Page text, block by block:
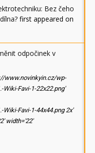
Bez čeho
first appeared on
odpočinek v
www.novinkyin.cz/wp-
Favi-1-22x22.png'
Favi-1-44x44.png 2x'
width='22'